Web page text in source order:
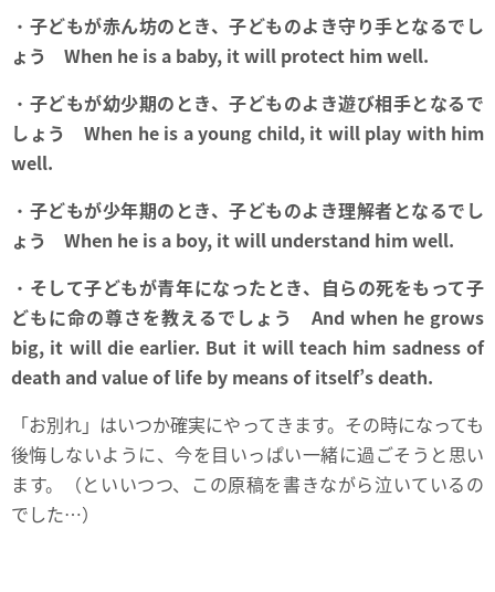
・ 子どもが赤ん坊のとき、子どものよき守り手となるでし
ょう When he is a baby, it will protect him well.
・ 子どもが幼少期のとき、子どものよき遊び相手となるで
しょう When he is a young child, it will play with him
well.
・ 子どもが少年期のとき、子どものよき理解者となるでし
ょう When he is a boy, it will understand him well.
・ そして子どもが青年になったとき、自らの死をもって子
どもに命の尊さを教えるでしょう And when he grows
big, it will die earlier. But it will teach him sadness of
death and value of life by means of itself’s death.
「お別れ」はいつか確実にやってきます。その時になっても
後悔しないように、今を目いっぱい一緒に過ごそうと思い
ます。（といいつつ、この原稿を書きながら泣いているの
でした…）